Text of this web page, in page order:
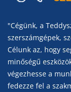
"Cégünk, a
szerszámgépek,
Célunk az, hogy
minőségű
végezhesse a
fedezze fel a